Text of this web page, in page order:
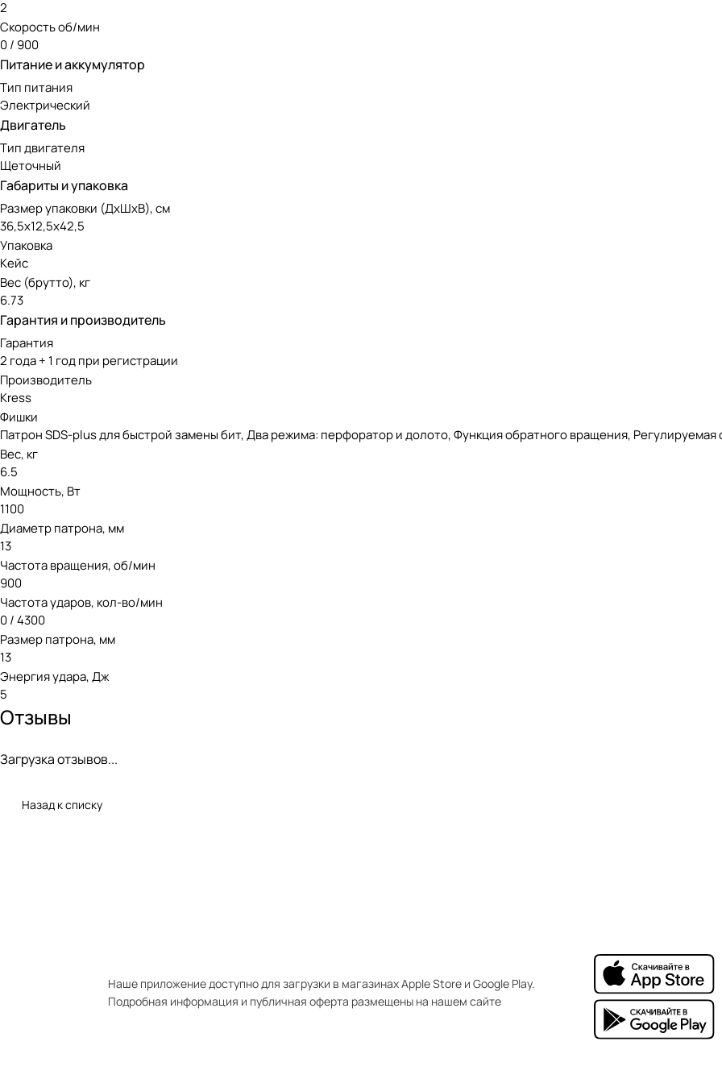
2
Скорость об/мин
0 / 900
Питание и аккумулятор
Тип питания
Электрический
Двигатель
Тип двигателя
Щеточный
Габариты и упаковка
Размер упаковки (ДxШxВ), см
36,5х12,5х42,5
Упаковка
Кейс
Вес (брутто), кг
6.73
Гарантия и производитель
Гарантия
2 года + 1 год при регистрации
Производитель
Kress
Фишки
Патрон SDS-plus для быстрой замены бит, Два режима: перфоратор и долото, Функция обратного вращения, Регулируемая
Вес, кг
6.5
Мощность, Вт
1100
Диаметр патрона, мм
13
Частота вращения, об/мин
900
Частота ударов, кол-во/мин
0 / 4300
Размер патрона, мм
13
Энергия удара, Дж
5
Отзывы
Загрузка отзывов...
Назад к списку
Наше приложение доступно для загрузки в магазинах Apple Store и Google Play.
Подробная информация и публичная оферта размещены на нашем сайте